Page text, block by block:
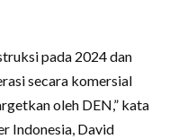
pada 2024 dan
secara komersial
oleh DEN,” kata
Indonesia, David